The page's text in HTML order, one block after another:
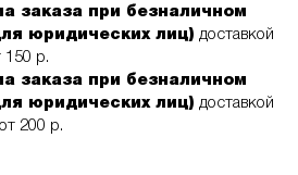
заказа при безналичном
юридических лиц) доставкой
150 р.
заказа при безналичном
юридических лиц) доставкой
200 р.